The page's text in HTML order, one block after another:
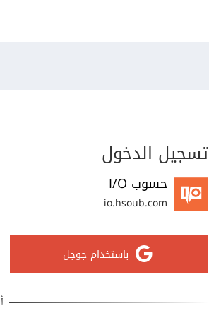
تسجيل الدخول
حسوب I/O
io.hsoub.com
باستخدام جوجل